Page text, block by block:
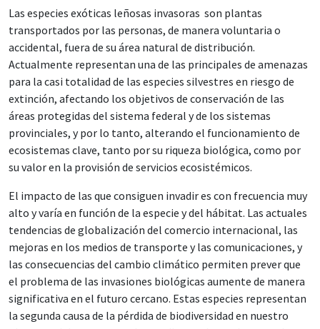
Las especies exóticas leñosas invasoras son plantas
transportados por las personas, de manera voluntaria o
accidental, fuera de su área natural de distribución.
Actualmente representan una de las principales de amenazas
para la casi totalidad de las especies silvestres en riesgo de
extinción, afectando los objetivos de conservación de las
áreas protegidas del sistema federal y de los sistemas
provinciales, y por lo tanto, alterando el funcionamiento de
ecosistemas clave, tanto por su riqueza biológica, como por
su valor en la provisión de servicios ecosistémicos.
El impacto de las que consiguen invadir es con frecuencia muy
alto y varía en función de la especie y del hábitat. Las actuales
tendencias de globalización del comercio internacional, las
mejoras en los medios de transporte y las comunicaciones, y
las consecuencias del cambio climático permiten prever que
el problema de las invasiones biológicas aumente de manera
significativa en el futuro cercano. Estas especies representan
la segunda causa de la pérdida de biodiversidad en nuestro